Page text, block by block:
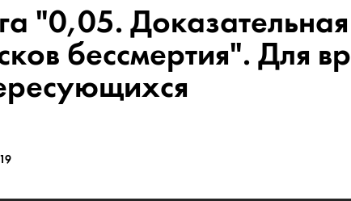
"0,05.
бессмертия". Для